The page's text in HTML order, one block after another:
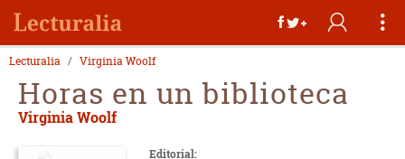
Lecturalia Virginia Woolf
Horas en un biblioteca
Virginia Woolf
Editorial: